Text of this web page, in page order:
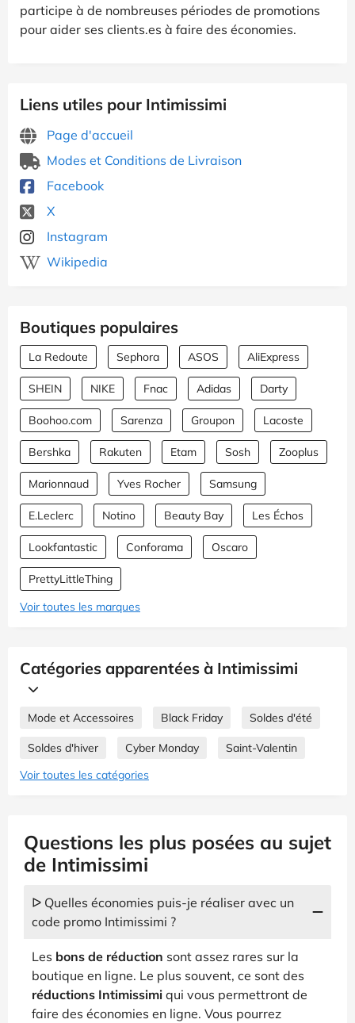
participe à de nombreuses périodes de promotions
pour aider ses clients.es à faire des économies.
Liens utiles pour Intimissimi
Page d'accueil
Modes et Conditions de Livraison
Facebook
X
Instagram
Wikipedia
Boutiques populaires
La Redoute Sephora ASOS AliExpress
SHEIN NIKE Fnac Adidas Darty
Boohoo.com Sarenza Groupon Lacoste
Bershka Rakuten Etam Sosh Zooplus
Marionnaud Yves Rocher Samsung
E.Leclerc Notino Beauty Bay Les Échos
Lookfantastic Conforama Oscaro
PrettyLittleThing
Voir toutes les marques
Catégories apparentées à Intimissimi
Mode et Accessoires Black Friday Soldes d'été
Soldes d'hiver Cyber Monday
Saint-Valentin
Voir toutes les catégories
Questions les plus posées au sujet
de Intimissimi
ᐅ Quelles économies puis-je réaliser avec un
code promo Intimissimi ?
Les bons de réduction sont assez rares sur la
boutique en ligne. Le plus souvent, ce sont des
réductions Intimissimi qui vous permettront de
faire des économies en ligne. Vous pourrez